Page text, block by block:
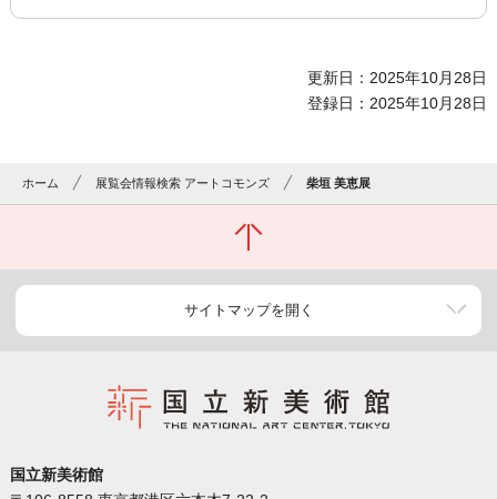
更新日：2025年10月28日
登録日：2025年10月28日
ホーム 展覧会情報検索 アートコモンズ 柴垣 美恵展
サイトマップを開く
国立新美術館